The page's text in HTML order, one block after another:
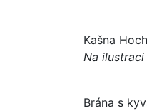
Kašna
Na ilustraci
Brána s